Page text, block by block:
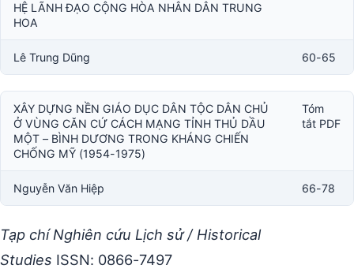
HỆ LÃNH ĐẠO CỘNG HÒA NHÂN DÂN TRUNG
HOA
Lê Trung Dũng 60-65
XÂY DỰNG NỀN GIÁO DỤC DÂN TỘC DÂN CHỦ
Ở VÙNG CĂN CỨ CÁCH MẠNG TỈNH THỦ DẦU
MỘT – BÌNH DƯƠNG TRONG KHÁNG CHIẾN
CHỐNG MỸ (1954-1975)
Tóm
tắt PDF
Nguyễn Văn Hiệp 66-78
Tạp chí Nghiên cứu Lịch sử / Historical
Studies ISSN: 0866-7497